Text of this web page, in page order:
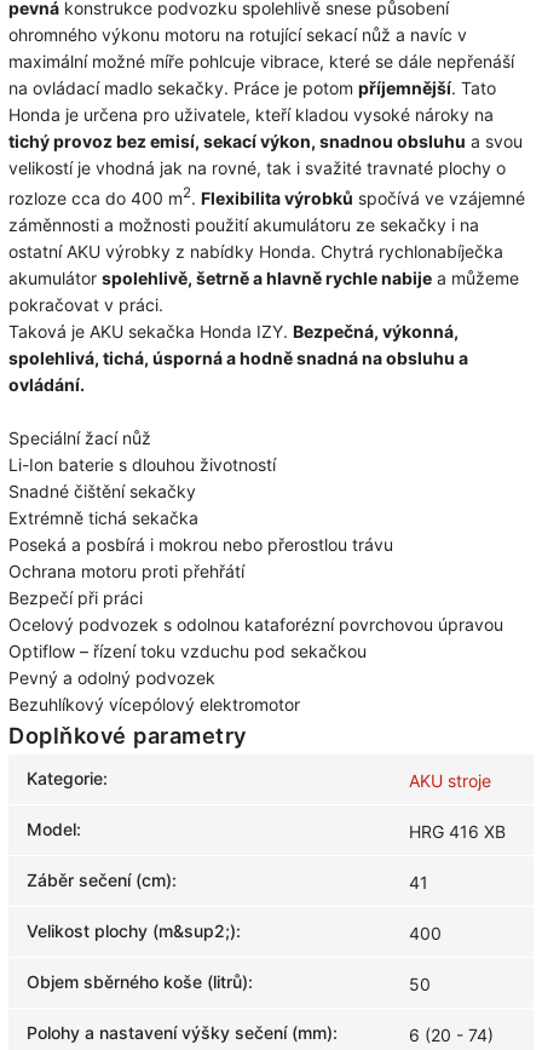
pevná konstrukce podvozku spolehlivě snese působení
ohromného výkonu motoru na rotující sekací nůž a navíc v
maximální možné míře pohlcuje vibrace, které se dále nepřenáší
na ovládací madlo sekačky. Práce je potom příjemnější. Tato
Honda je určena pro uživatele, kteří kladou vysoké nároky na
tichý provoz bez emisí, sekací výkon, snadnou obsluhu a svou
velikostí je vhodná jak na rovné, tak i svažité travnaté plochy o
rozloze cca do 400 m2. Flexibilita výrobků spočívá ve vzájemné
záměnnosti a možnosti použití akumulátoru ze sekačky i na
ostatní AKU výrobky z nabídky Honda. Chytrá rychlonabíječka
akumulátor spolehlivě, šetrně a hlavně rychle nabije a můžeme
pokračovat v práci.
Taková je AKU sekačka Honda IZY. Bezpečná, výkonná,
spolehlivá, tichá, úsporná a hodně snadná na obsluhu a
ovládání.
Speciální žací nůž
Li-Ion baterie s dlouhou životností
Snadné čištění sekačky
Extrémně tichá sekačka
Poseká a posbírá i mokrou nebo přerostlou trávu
Ochrana motoru proti přehřátí
Bezpečí při práci
Ocelový podvozek s odolnou kataforézní povrchovou úpravou
Optiflow – řízení toku vzduchu pod sekačkou
Pevný a odolný podvozek
Bezuhlíkový vícepólový elektromotor
Doplňkové parametry
Kategorie: AKU stroje
Model: HRG 416 XB
Záběr sečení (cm): 41
Velikost plochy (m&sup2;): 400
Objem sběrného koše (litrů): 50
Polohy a nastavení výšky sečení (mm): 6 (20 - 74)